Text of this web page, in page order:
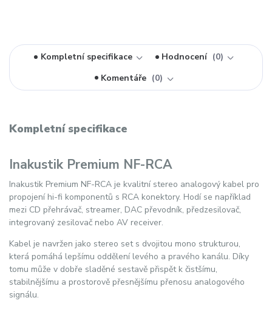
Kompletní specifikace Hodnocení
0
Komentáře
0
Kompletní specifikace
Inakustik Premium NF-RCA
Inakustik Premium NF-RCA je kvalitní stereo analogový kabel pro
propojení hi-fi komponentů s RCA konektory. Hodí se například
mezi CD přehrávač, streamer, DAC převodník, předzesilovač,
integrovaný zesilovač nebo AV receiver.
Kabel je navržen jako stereo set s dvojitou mono strukturou,
která pomáhá lepšímu oddělení levého a pravého kanálu. Díky
tomu může v dobře sladěné sestavě přispět k čistšímu,
stabilnějšímu a prostorově přesnějšímu přenosu analogového
signálu.